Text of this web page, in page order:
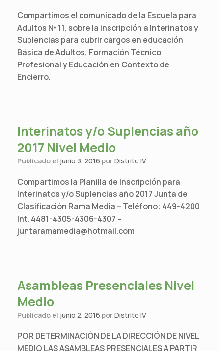
Compartimos el comunicado de la Escuela para
Adultos Nº 11, sobre la inscripción a Interinatos y
Suplencias para cubrir cargos en educación
Básica de Adultos, Formación Técnico
Profesional y Educación en Contexto de
Encierro.
Interinatos y/o Suplencias año
2017 Nivel Medio
Publicado el junio 3, 2016 porDistrito IV
Compartimos la Planilla de Inscripción para
Interinatos y/o Suplencias año 2017 Junta de
Clasificación Rama Media – Teléfono: 449-4200
Int. 4481-4305-4306-4307 –
juntaramamedia@hotmail.com
Asambleas Presenciales Nivel
Medio
Publicado el junio 2, 2016 porDistrito IV
POR DETERMINACIÓN DE LA DIRECCIÓN DE NIVEL
MEDIO LAS ASAMBLEAS PRESENCIALES A PARTIR